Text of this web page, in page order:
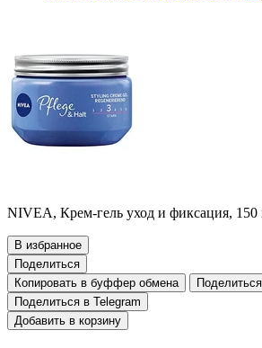
NIVEA, Крем-гель уход и фиксация, 150
В избранное
Поделиться
Копировать в буффер обмена
Поделиться в Telegram
Добавить в корзину